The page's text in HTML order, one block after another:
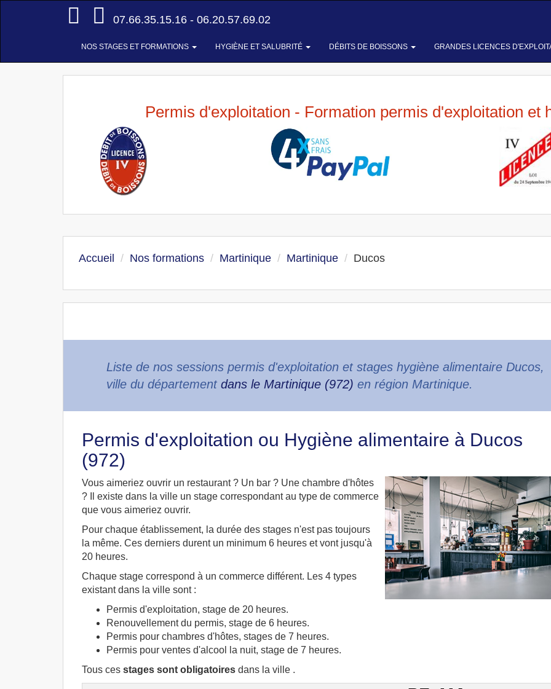
Accueil
07.66.35.15.16 - 06.20.57.69.02
NOS STAGES ET FORMATIONS HYGIÈNE ET SALUBRITÉ DÉBITS DE BOISSONS GRANDES LICENCES
Permis d'exploitation - Formation permis d'exploitation et
Accueil Nos formations Martinique Martinique Ducos
Liste de nos sessions permis d'exploitation et stages hygiène alimentaire Ducos,
ville du département dans le Martinique (972) en région Martinique.
Permis d'exploitation ou Hygiène alimentaire à Ducos
(972)
Vous aimeriez ouvrir un restaurant ? Un bar ? Une chambre d'hôtes
? Il existe dans la ville un stage correspondant au type de commerce
que vous aimeriez ouvrir.
Pour chaque établissement, la durée des stages n'est pas toujours
la même. Ces derniers durent un minimum 6 heures et vont jusqu'à
20 heures.
Chaque stage correspond à un commerce différent. Les 4 types
existant dans la ville sont :
Permis d'exploitation, stage de 20 heures.
Renouvellement du permis, stage de 6 heures.
Permis pour chambres d'hôtes, stages de 7 heures.
Permis pour ventes d'alcool la nuit, stage de 7 heures.
Tous ces stages sont obligatoires dans la ville .